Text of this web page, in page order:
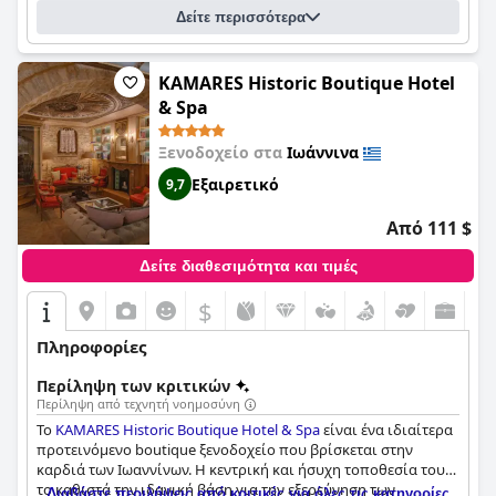
άπλετο χώρο για να χαλαρώσετε. Συνολικά, το
είναι μια τέλεια επιλογή για όσους αναζητούν ένα μπουτίκ
ξενοδοχείο με όμορφο εσωτερικό και προσοχή στη
λεπτομέρεια.
Δείτε περισσότερα
KAMARES Historic Boutique Hotel
& Spa
Ξενοδοχείο στα Ιωάννινα
9,7 Εξαιρετικό
Από 111 $
Δείτε διαθεσιμότητα και τιμές
$
Πληροφορίες
Περίληψη των κριτικών
Περίληψη από τεχνητή νοημοσύνη
Το KAMARES Historic Boutique Hotel & Spaείναι ένα ιδιαίτερα
προτεινόμενο boutique ξενοδοχείο που βρίσκεται στην
καρδιά των Ιωαννίνων. Η κεντρική και ήσυχη τοποθεσία του
το καθιστά την ιδανική βάση για την εξερεύνηση των